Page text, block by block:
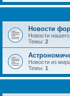
Новости
Новости нашего
Темы: 2
Новости из
Темы: 1